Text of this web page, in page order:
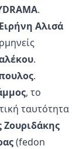
.
Ειρήνη Αλισά
.
.
, το
ταυτότητα
(fedon